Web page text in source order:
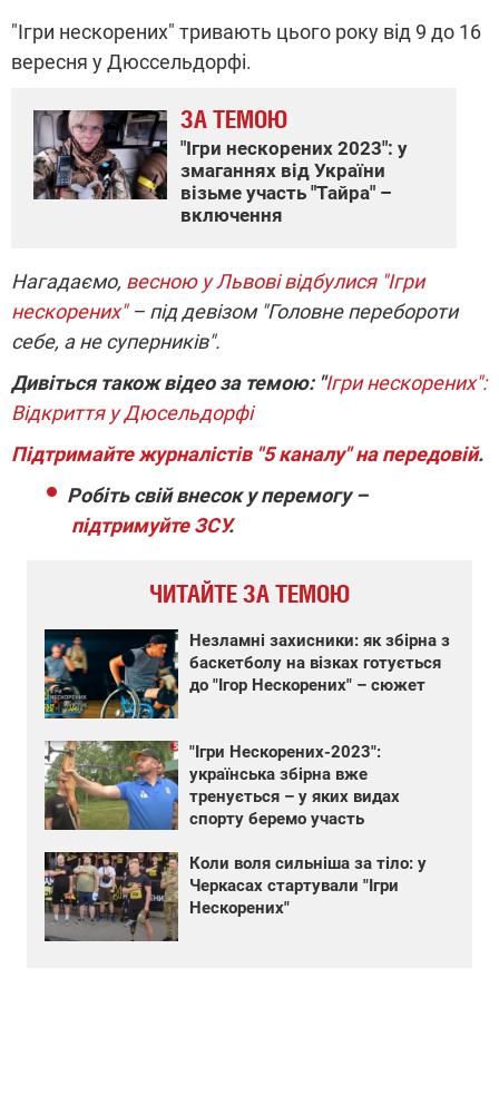
"Ігри нескорених" тривають цього року від 9 до 16
вересня у Дюссельдорфі.
ЗА ТЕМОЮ
"Ігри нескорених 2023": у
змаганнях від України
візьме участь "Тайра" –
включення
Нагадаємо, весною у Львові відбулися "Ігри
нескорених"– під девізом "Головне перебороти
себе, а не суперників".
Дивіться також відео за темою: "Ігри нескорених":
Відкриття у Дюсельдорфі
Підтримайте журналістів "5 каналу" на передовій.
Робіть свій внесок у перемогу –
підтримуйте ЗСУ.
ЧИТАЙТЕ ЗА ТЕМОЮ
Незламні захисники: як збірна з
баскетболу на візках готується
до "Ігор Нескорених" – сюжет
"Ігри Нескорених-2023":
українська збірна вже
тренується – у яких видах
спорту беремо участь
Коли воля сильніша за тіло: у
Черкасах стартували "Ігри
Нескорених"